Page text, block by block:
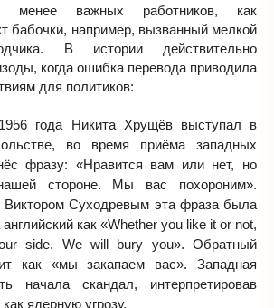
менее важных работников, как
бабочки, например, вызванный мелкой
В истории действительно
когда ошибка перевода приводила
для политиков:
года Никита Хрущёв выступал в
во время приёма западных
фразу: «Нравится вам или нет, но
стороне. Мы вас похороним».
Виктором Суходревым эта фраза была
как «Whether you like it or not,
side. We will bury you». Обратный
как «мы закапаем вас». Западная
начала скандал, интерпретировав
ядерную угрозу.